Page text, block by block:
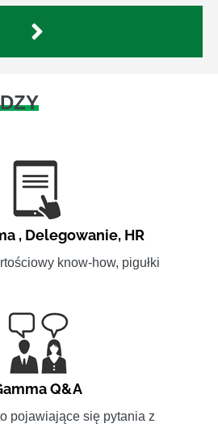
, Delegowanie, HR
know-how, pigułki
Q&A
pojawiające się pytania z